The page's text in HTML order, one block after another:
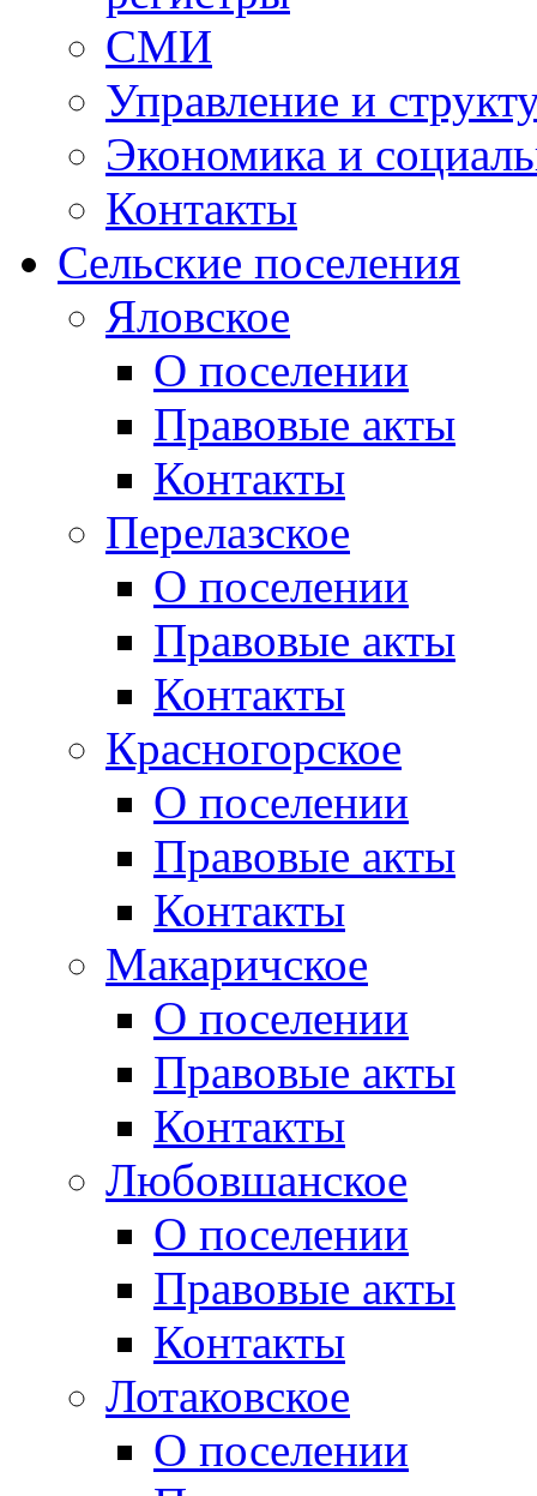
СМИ
Управление и
Экономика и
Контакты
Сельские поселения
Яловское
О поселении
Правовые акты
Контакты
Перелазское
О поселении
Правовые акты
Контакты
Красногорское
О поселении
Правовые акты
Контакты
Макаричское
О поселении
Правовые акты
Контакты
Любовшанское
О поселении
Правовые акты
Контакты
Лотаковское
О поселении